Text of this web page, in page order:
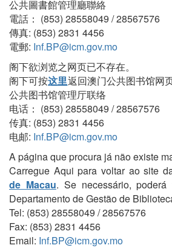
公共圖書館管理廳聯絡
電話： (853) 28558049 / 28567576
傳真: (853) 2831 4456
電郵: Inf.BP@icm.gov.mo
阁下欲浏览之网页已不存在。
阁下可按这里返回澳门公共图书馆网
公共图书馆管理厅联络
电话： (853) 28558049 / 28567576
传真: (853) 2831 4456
电邮: Inf.BP@icm.gov.mo
A página que procura já não existe
Carregue Aqui para voltar ao site
de Macau. Se necessário, poderá
Departamento de Gestão de
Tel: (853) 28558049 / 28567576
Fax: (853) 2831 4456
Email: Inf.BP@icm.gov.mo